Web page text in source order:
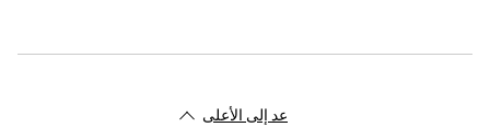
عد إلى الأعلى